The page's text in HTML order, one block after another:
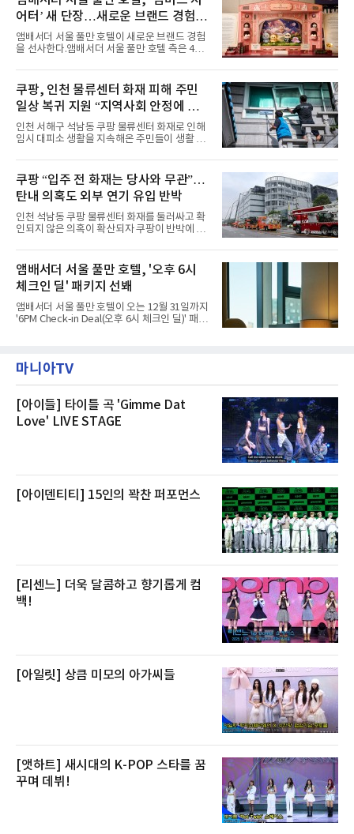
유를 경험할 수 있도록 기획했다”고 밝혔다.먼저
월요일과 화요일에는 한 주의 문을 여는 여유로
운 식사를 테마로 다양한 혜택이 마련된다. 런치
이용 시 성인 5인 이상 사전 예약 고객에게 성인
1인 무료 혜택을 제공하며, 디너 이용 시에는 성
유료 회원 고객을 대상으로 5% 추가 할인 또는
바우처 1매 추가
어터’ 새 단장…새로운 브랜드 경험 선
사
앰배서더 서울 풀만 호텔이 새로운 브랜드 경험
을 선사한다.앰배서더 서울 풀만 호텔 측은 4일
이야기를 담은 인형 극장 콘셉트의 공간 ‘앰버드
시어터(Ambird Theater)’를 새롭게 선보인
다”고 밝혔다.앰배서더 서울 풀만 호텔은 로비
한편에 마련된 앰버드 존을 통해 앰버드의 세계
관을 소개해왔다. 앰버드 존은 앰버드가 우주여
행 중 수집한 다양한 굿즈를 전시한 '앰버드 플래
닛(Ambird Planet)과 계절별 플라워 연출로 사
라 극장을 모티브로 한 데코레이션으로 구성됐
다. 무대 공간 및 티켓 박스
쿠팡, 인천 물류센터 화재 피해 주민
일상 복귀 지원 “지역사회 안정에 총
력”
인천 서해구 석남동 쿠팡 물류센터 화재로 인해
임시 대피소 생활을 지속해온 주민들이 생활 터
필먼트서비스(CFS)가 지난 28일부터 화재 피해
주민을 대상으로 전문 출장 청소서비스 지원에
나섬으로써 본격적인 지역사회 복구 작업이 시
작된 것이다.대피소 주민 중심 청소 접수, 첫날
부터 2가구 지원 완료CFS는 신현초등학교, 신
현북초등학교, 신현여자중학교 등 인천 서해구
관내 임시 대피소 3곳에서 체류해온 화재 피해
민들의 호응 속에 CFS는 즉시 행동에 나섰다. 지
난 28일 오후 전문 청소업체와
쿠팡 “입주 전 화재는 당사와 무관”…
탄내 의혹도 외부 연기 유입 반박
인천 석남동 쿠팡 물류센터 화재를 둘러싸고 확
인되지 않은 의혹이 확산되자 쿠팡이 반박에 나
에 대해서는 외부 화재 연기 유입이라고 설명했
고, 2023년 같은 물류센터에서 발생한 화재에
대해서도 쿠팡 입주 전 공사 과정에서 벌어진 일
이라며 선을 그었다.쿠팡은 21일 인천 물류센터
내부에서 불이 타는 냄새가 났다는 의혹과 관련
해 “사실무근”이라는 입장을 밝혔다.회사 측은
“인근에서 지난 15일 다른 회사에서 발생한 대
것으로 확인됐다”고 설명했다.이어 “정확한 화
재 원인은 추후 조사될
앰배서더 서울 풀만 호텔, '오후 6시
체크인 딜' 패키지 선봬
앰배서더 서울 풀만 호텔이 오는 12월 31일까지
'6PM Check-in Deal(오후 6시 체크인 딜)' 패키
텔 측은 “퇴근 후 또는 주말 도심 속에서 짧지만
온전한 휴식을 원하는 고객들에게 특별한 경험
제큐티브 두 가지 타입으로 구성된다. 디럭스 패
키지는 객실 1박(룸 온리)으로 심플한 호캉스를
즐길 수 있으며, 이그제큐티브 패키지는 객실 1
마니아TV
[아이들] 타이틀 곡 'Gimme Dat
Love' LIVE STAGE
[아이덴티티] 15인의 꽉찬 퍼포먼스
[리센느] 더욱 달콤하고 향기롭게 컴
백!
[아일릿] 상큼 미모의 아가씨들
[앳하트] 새시대의 K-POP 스타를 꿈
꾸며 데뷔!